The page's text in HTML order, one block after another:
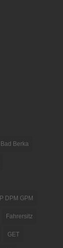
Bad Berka
DPM GPM
Fahrersitz
GET